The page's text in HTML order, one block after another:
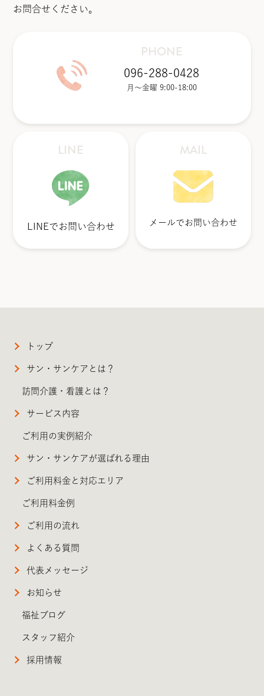
お問合せください。
PHONE
096-288-0428
月〜金曜 9:00-18:00
LINE
LINEでお問い合わせ
MAIL
メールでお問い合わせ
トップ
サン・サンケアとは？
訪問介護・看護とは？
サービス内容
ご利用の実例紹介
サン・サンケアが選ばれる理由
ご利用料金と対応エリア
ご利用料金例
ご利用の流れ
よくある質問
代表メッセージ
お知らせ
福祉ブログ
スタッフ紹介
採用情報